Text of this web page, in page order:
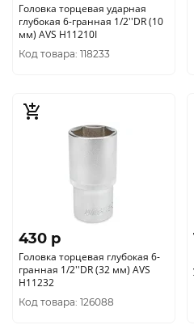
Головка торцевая ударная
глубокая 6-гранная 1/2''DR (10
мм) AVS H11210I
Код товара: 118233
430 p
Головка торцевая глубокая 6-
гранная 1/2''DR (32 мм) AVS
H11232
Код товара: 126088